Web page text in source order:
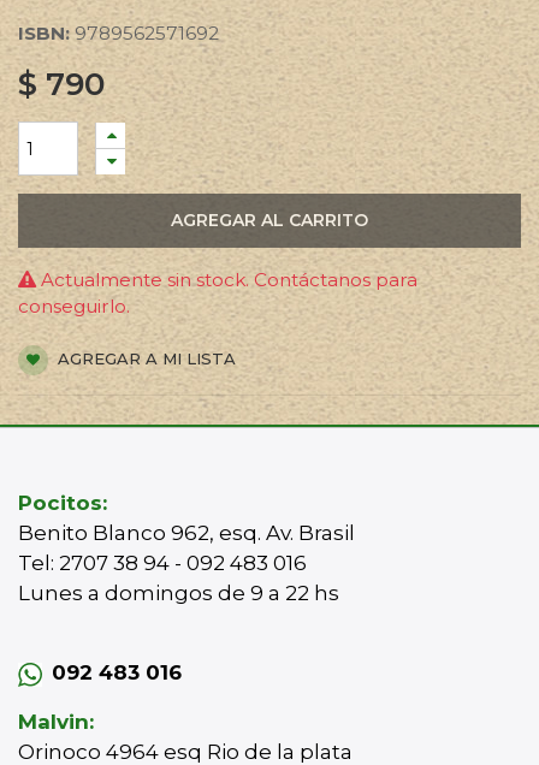
ISBN: 9789562571692
$790
AGREGAR AL CARRITO
Actualmente sin stock. Contáctanos para
conseguirlo.
AGREGAR A MI LISTA
Pocitos:
Benito Blanco 962, esq. Av. Brasil
Tel: 2707 38 94 - 092 483 016
Lunes a domingos de 9 a 22 hs
092 483 016
Malvin:
Orinoco 4964 esq Rio de la plata